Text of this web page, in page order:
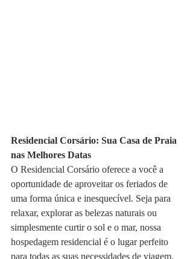
Residencial Corsário: Sua Casa de Praia
nas Melhores Datas
O Residencial Corsário oferece a você a
oportunidade de aproveitar os feriados de
uma forma única e inesquecível. Seja para
relaxar, explorar as belezas naturais ou
simplesmente curtir o sol e o mar, nossa
hospedagem residencial é o lugar perfeito
para todas as suas necessidades de viagem.